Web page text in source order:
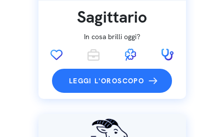
Sagittario
In cosa brilli oggi?
LEGGI L'OROSCOPO